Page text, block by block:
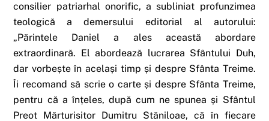
consilier patriarhal onorific, a subliniat profunzimea
teologică a demersului editorial al autorului:
„Părintele Daniel a ales această abordare
extraordinară. El abordează lucrarea Sfântului Duh,
dar vorbește în același timp și despre Sfânta Treime.
Îi recomand să scrie o carte și despre Sfânta Treime,
pentru că a înțeles, după cum ne spunea și Sfântul
Preot Mărturisitor Dumitru Stăniloae, că în fiecare